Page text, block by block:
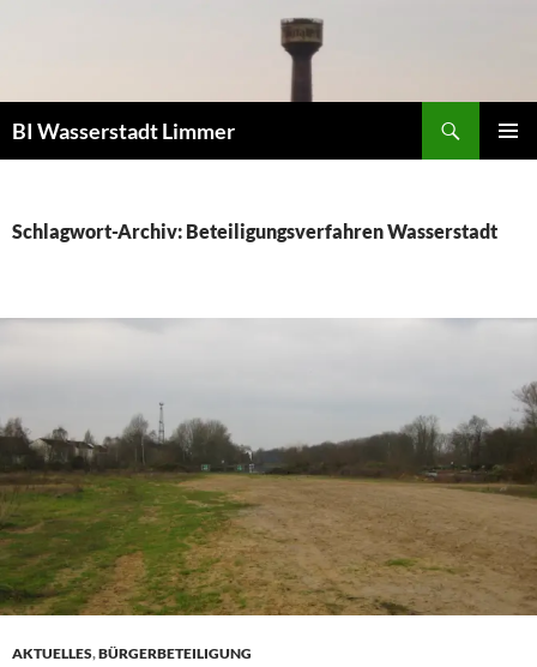
BI Wasserstadt Limmer
Schlagwort-Archiv: Beteiligungsverfahren Wasserstadt
AKTUELLES,BÜRGERBETEILIGUNG